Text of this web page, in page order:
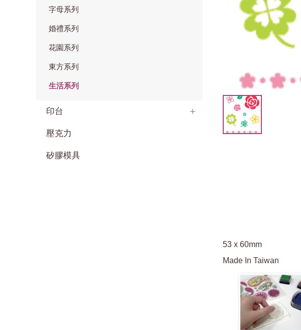
字母系列
婚禮系列
花園系列
東方系列
生活系列
印台
壓克力
矽膠模具
53 x 60mm
Made In Taiwan